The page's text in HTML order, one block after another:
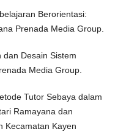
Berorientasi:
Prenada Media Group.
Desain Sistem
Media Group.
Tutor Sebaya dalam
Ramayana dan
Kecamatan Kayen